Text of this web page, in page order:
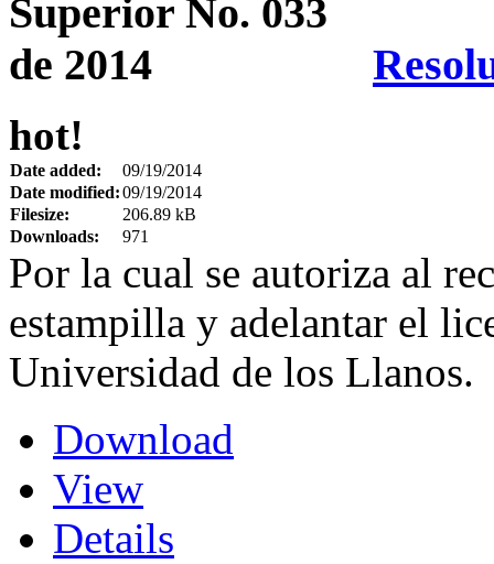
hot!
Date added:
09/19/2014
Date modified:09/19/2014
Filesize:
206.89 kB
Downloads:
971
Por la cual se autoriza al
estampilla y adelantar el
Universidad de los Llanos.
Download
View
Details